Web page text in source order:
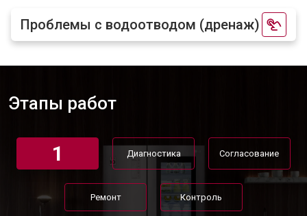
Проблемы с водоотводом (дренаж)
Этапы работ
1 Диагностика Согласование
Ремонт Контроль